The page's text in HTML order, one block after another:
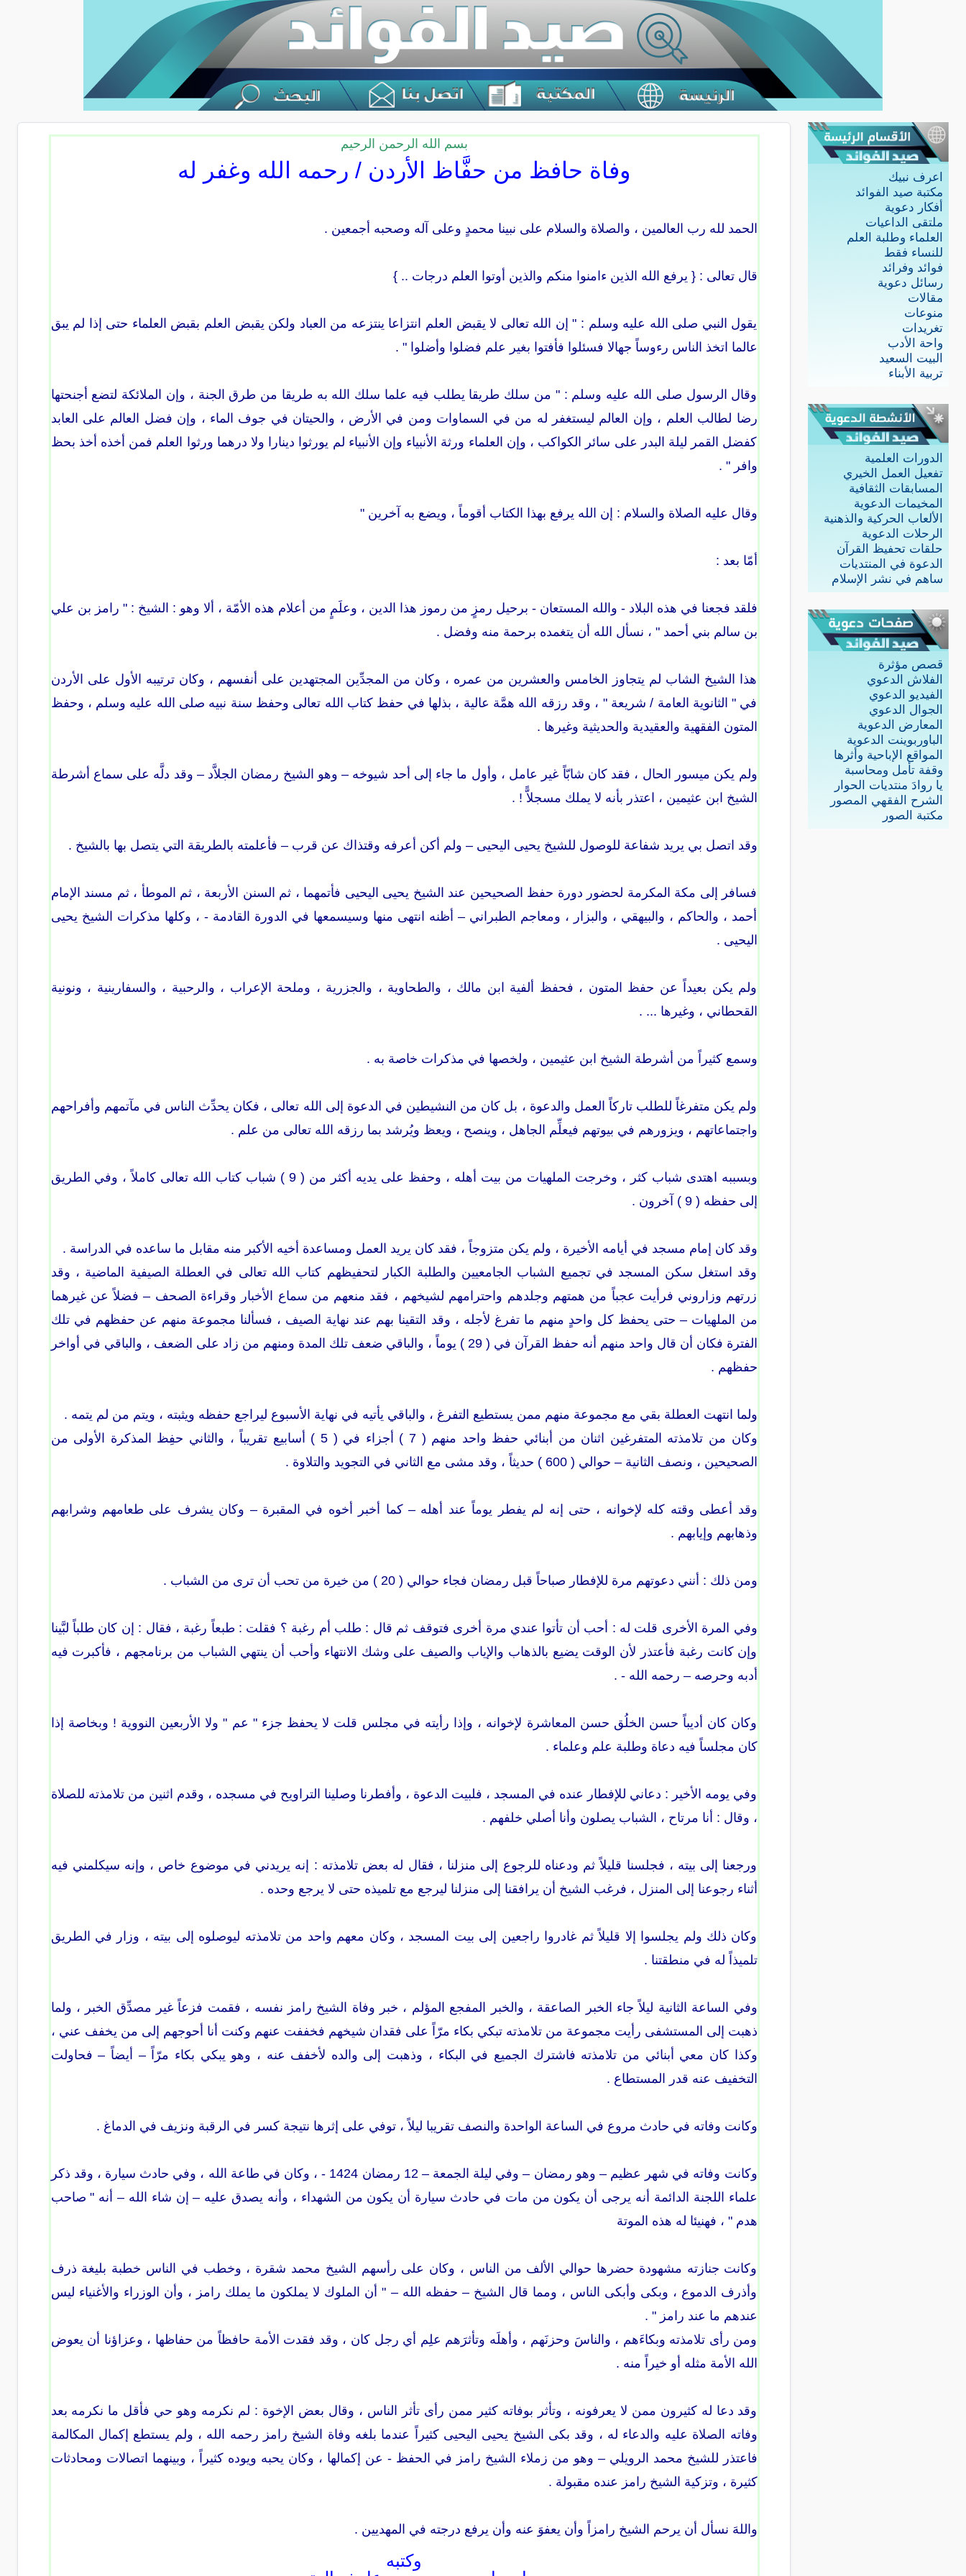
اعرف نبيك
مكتبة صيد الفوائد
أفكار دعوية
ملتقى الداعيات
العلماء وطلبة العلم
للنساء فقط
فوائد وفرائد
رسائل دعوية
مقالات
منوعات
تغريدات
واحة الأدب
البيت السعيد
تربية الأبناء
الدورات العلمية
تفعيل العمل الخيري
المسابقات الثقافية
المخيمات الدعوية
الألعاب الحركية والذهنية
الرحلات الدعوية
حلقات تحفيظ القرآن
الدعوة في المنتديات
ساهم في نشر الإسلام
قصص مؤثرة
الفلاش الدعوي
الفيديو الدعوي
الجوال الدعوي
المعارض الدعوية
الباوربوينت الدعوية
المواقع الإباحية وأثرها
وقفة تأمل ومحاسبة
يا روادَ منتديات الحوار
الشرح الفقهي المصور
مكتبة الصور
بسم الله الرحمن الرحيم
وفاة حافظ من حفَّاظ الأردن / رحمه الله وغفر له
الحمد لله رب العالمين ، والصلاة والسلام على نبينا محمدٍ وعلى آله وصحبه أجمعين .
قال تعالى : { يرفع الله الذين ءامنوا منكم والذين أوتوا العلم درجات .. }
يقول النبي صلى الله عليه وسلم : " إن الله تعالى لا يقبض العلم انتزاعا ينتزعه من العباد ولكن يقبض العلم بقبض العلماء حتى إذا لم يبق
عالما اتخذ الناس رءوساً جهالا فسئلوا فأفتوا بغير علم فضلوا وأضلوا " .
وقال الرسول صلى الله عليه وسلم : " من سلك طريقا يطلب فيه علما سلك الله به طريقا من طرق الجنة ، وإن الملائكة لتضع أجنحتها
رضا لطالب العلم ، وإن العالم ليستغفر له من في السماوات ومن في الأرض ، والحيتان في جوف الماء ، وإن فضل العالم على العابد
كفضل القمر ليلة البدر على سائر الكواكب ، وإن العلماء ورثة الأنبياء وإن الأنبياء لم يورثوا دينارا ولا درهما ورثوا العلم فمن أخذه أخذ بحظ
وافر " .
وقال عليه الصلاة والسلام : إن الله يرفع بهذا الكتاب أقوماً ، ويضع به آخرين "
أمّا بعد :
فلقد فجعنا في هذه البلاد - والله المستعان - برحيل رمزٍ من رموز هذا الدين ، وعلَمٍ من أعلام هذه الأمّة ، ألا وهو : الشيخ : " رامز بن علي
بن سالم بني أحمد " ، نسأل الله أن يتغمده برحمة منه وفضل .
هذا الشيخ الشاب لم يتجاوز الخامس والعشرين من عمره ، وكان من المجدِّين المجتهدين على أنفسهم ، وكان ترتيبه الأول على الأردن
في " الثانوية العامة / شريعة " ، وقد رزقه الله همَّة عالية ، بذلها في حفظ كتاب الله تعالى وحفظ سنة نبيه صلى الله عليه وسلم ، وحفظ
المتون الفقهية والعقيدية والحديثية وغيرها .
ولم يكن ميسور الحال ، فقد كان شابّاً غير عامل ، وأول ما جاء إلى أحد شيوخه – وهو الشيخ رمضان الجلاَّد – وقد دلَّه على سماع أشرطة
الشيخ ابن عثيمين ، اعتذر بأنه لا يملك مسجلاًّ ! .
وقد اتصل بي يريد شفاعة للوصول للشيخ يحيى اليحيى – ولم أكن أعرفه وقتذاك عن قرب – فأعلمته بالطريقة التي يتصل بها بالشيخ .
فسافر إلى مكة المكرمة لحضور دورة حفظ الصحيحين عند الشيخ يحيى اليحيى فأتمهما ، ثم السنن الأربعة ، ثم الموطأ ، ثم مسند الإمام
أحمد ، والحاكم ، والبيهقي ، والبزار ، ومعاجم الطبراني – أظنه انتهى منها وسيسمعها في الدورة القادمة - ، وكلها مذكرات الشيخ يحيى
اليحيى .
ولم يكن بعيداً عن حفظ المتون ، فحفظ ألفية ابن مالك ، والطحاوية ، والجزرية ، وملحة الإعراب ، والرحبية ، والسفارينية ، ونونية
القحطاني ، وغيرها ... .
وسمع كثيراً من أشرطة الشيخ ابن عثيمين ، ولخصها في مذكرات خاصة به .
ولم يكن متفرغاً للطلب تاركاً العمل والدعوة ، بل كان من النشيطين في الدعوة إلى الله تعالى ، فكان يحدِّث الناس في مآتمهم وأفراحهم
واجتماعاتهم ، ويزورهم في بيوتهم فيعلِّم الجاهل ، وينصح ، ويعظ ويُرشد بما رزقه الله تعالى من علم .
وبسببه اهتدى شباب كثر ، وخرجت الملهيات من بيت أهله ، وحفظ على يديه أكثر من ( 9 ) شباب كتاب الله تعالى كاملاً ، وفي الطريق
إلى حفظه ( 9 ) آخرون .
وقد كان إمام مسجد في أيامه الأخيرة ، ولم يكن متزوجاً ، فقد كان يريد العمل ومساعدة أخيه الأكبر منه مقابل ما ساعده في الدراسة .
وقد استغل سكن المسجد في تجميع الشباب الجامعيين والطلبة الكبار لتحفيظهم كتاب الله تعالى في العطلة الصيفية الماضية ، وقد
زرتهم وزاروني فرأيت عجباً من همتهم وجلدهم واحترامهم لشيخهم ، فقد منعهم من سماع الأخبار وقراءة الصحف – فضلاً عن غيرهما
من الملهيات – حتى يحفظ كل واحدٍ منهم ما تفرغ لأجله ، وقد التقينا بهم عند نهاية الصيف ، فسألنا مجموعة منهم عن حفظهم في تلك
الفترة فكان أن قال واحد منهم أنه حفظ القرآن في ( 29 ) يوماً ، والباقي ضعف تلك المدة ومنهم من زاد على الضعف ، والباقي في أواخر
حفظهم .
ولما انتهت العطلة بقي مع مجموعة منهم ممن يستطيع التفرغ ، والباقي يأتيه في نهاية الأسبوع ليراجع حفظه ويثبته ، ويتم من لم يتمه .
وكان من تلامذته المتفرغين اثنان من أبنائي حفظ واحد منهم ( 7 ) أجزاء في ( 5 ) أسابيع تقريباً ، والثاني حفِظ المذكرة الأولى من
الصحيحين ، ونصف الثانية – حوالي ( 600 ) حديثاً ، وقد مشى مع الثاني في التجويد والتلاوة .
وقد أعطى وقته كله لإخوانه ، حتى إنه لم يفطر يوماً عند أهله – كما أخبر أخوه في المقبرة – وكان يشرف على طعامهم وشرابهم
وذهابهم وإيابهم .
ومن ذلك : أنني دعوتهم مرة للإفطار صباحاً قبل رمضان فجاء حوالي ( 20 ) من خيرة من تحب أن ترى من الشباب .
وفي المرة الأخرى قلت له : أحب أن تأتوا عندي مرة أخرى فتوقف ثم قال : طلب أم رغبة ؟ فقلت : طبعاً رغبة ، فقال : إن كان طلباً لبَّينا
وإن كانت رغبة فأعتذر لأن الوقت يضيع بالذهاب والإياب والصيف على وشك الانتهاء وأحب أن ينتهي الشباب من برنامجهم ، فأكبرت فيه
أدبه وحرصه – رحمه الله - .
وكان كان أديباً حسن الخلُق حسن المعاشرة لإخوانه ، وإذا رأيته في مجلس قلت لا يحفظ جزء " عم " ولا الأربعين النووية ! وبخاصة إذا
كان مجلساً فيه دعاة وطلبة علم وعلماء .
وفي يومه الأخير : دعاني للإفطار عنده في المسجد ، فلبيت الدعوة ، وأفطرنا وصلينا التراويح في مسجده ، وقدم اثنين من تلامذته للصلاة
، وقال : أنا مرتاح ، الشباب يصلون وأنا أصلي خلفهم .
ورجعنا إلى بيته ، فجلسنا قليلاً ثم ودعناه للرجوع إلى منزلنا ، فقال له بعض تلامذته : إنه يريدني في موضوع خاص ، وإنه سيكلمني فيه
أثناء رجوعنا إلى المنزل ، فرغب الشيخ أن يرافقنا إلى منزلنا ليرجع مع تلميذه حتى لا يرجع وحده .
وكان ذلك ولم يجلسوا إلا قليلاً ثم غادروا راجعين إلى بيت المسجد ، وكان معهم واحد من تلامذته ليوصلوه إلى بيته ، وزار في الطريق
تلميذاً له في منطقتنا .
وفي الساعة الثانية ليلاً جاء الخبر الصاعقة ، والخبر المفجع المؤلم ، خبر وفاة الشيخ رامز نفسه ، فقمت فزعاً غير مصدِّق الخبر ، ولما
ذهبت إلى المستشفى رأيت مجموعة من تلامذته تبكي بكاء مرّاً على فقدان شيخهم فخففت عنهم وكنت أنا أحوجهم إلى من يخفف عني ،
وكذا كان معي أبنائي من تلامذته فاشترك الجميع في البكاء ، وذهبت إلى والده لأخفف عنه ، وهو يبكي بكاء مرّاً – أيضاً – فحاولت
التخفيف عنه قدر المستطاع .
وكانت وفاته في حادث مروع في الساعة الواحدة والنصف تقريبا ليلاً ، توفي على إثرها نتيجة كسر في الرقبة ونزيف في الدماغ .
وكانت وفاته في شهر عظيم – وهو رمضان – وفي ليلة الجمعة – 12 رمضان 1424 - ، وكان في طاعة الله ، وفي حادث سيارة ، وقد ذكر
علماء اللجنة الدائمة أنه يرجى أن يكون من مات في حادث سيارة أن يكون من الشهداء ، وأنه يصدق عليه – إن شاء الله – أنه " صاحب
هدم " ، فهنيئا له هذه الموتة
وكانت جنازته مشهودة حضرها حوالي الألف من الناس ، وكان على رأسهم الشيخ محمد شقرة ، وخطب في الناس خطبة بليغة ذرف
وأذرف الدموع ، وبكى وأبكى الناس ، ومما قال الشيخ – حفظه الله – " أن الملوك لا يملكون ما يملك رامز ، وأن الوزراء والأغنياء ليس
عندهم ما عند رامز " .
ومن رأى تلامذته وبكاءَهم ، والناسَ وحزنَهم ، وأهلَه وتأثرَهم علِم أي رجل كان ، وقد فقدت الأمة حافظاً من حفاظها ، وعزاؤنا أن يعوض
الله الأمة مثله أو خيراً منه .
وقد دعا له كثيرون ممن لا يعرفونه ، وتأثر بوفاته كثير ممن رأى تأثر الناس ، وقال بعض الإخوة : لم نكرمه وهو حي فأقل ما نكرمه بعد
وفاته الصلاة عليه والدعاء له ، وقد بكى الشيخ يحيى اليحيى كثيراً عندما بلغه وفاة الشيخ رامز رحمه الله ، ولم يستطع إكمال المكالمة
فاعتذر للشيخ محمد الرويلي – وهو من زملاء الشيخ رامز في الحفظ - عن إكمالها ، وكان يحبه ويوده كثيراً ، وبينهما اتصالات ومحادثات
كثيرة ، وتزكية الشيخ رامز عنده مقبولة .
واللهَ نسأل أن يرحم الشيخ رامزاً وأن يعفوَ عنه وأن يرفع درجته في المهديين .
وكتبه